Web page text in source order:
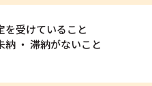
を受けていること
納 ・ 滞納がないこと